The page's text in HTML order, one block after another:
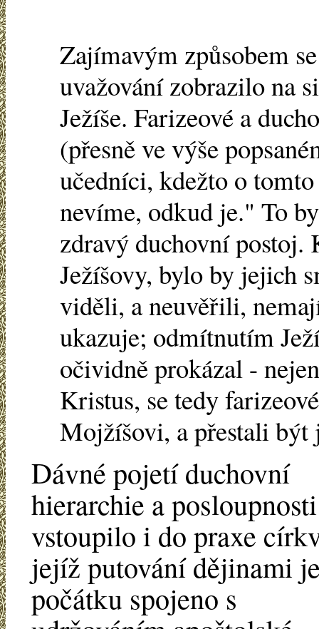
Zajímavým způsobem
uvažování zobrazilo na
Ježíše. Farizeové a
(přesně ve výše
učedníci, kdežto o
nevíme, odkud je." To
zdravý duchovní
Ježíšovy, bylo by jejich
viděli, a neuvěřili,
ukazuje; odmítnutím
očividně prokázal -
Kristus, se tedy
Mojžíšovi, a přestali být
Dávné pojetí duchovní
hierarchie a posloupnosti
vstoupilo i do praxe
jejíž putování dějinami
počátku spojeno s